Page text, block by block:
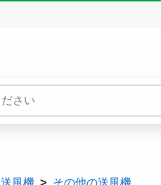
送風機 その他の送風機